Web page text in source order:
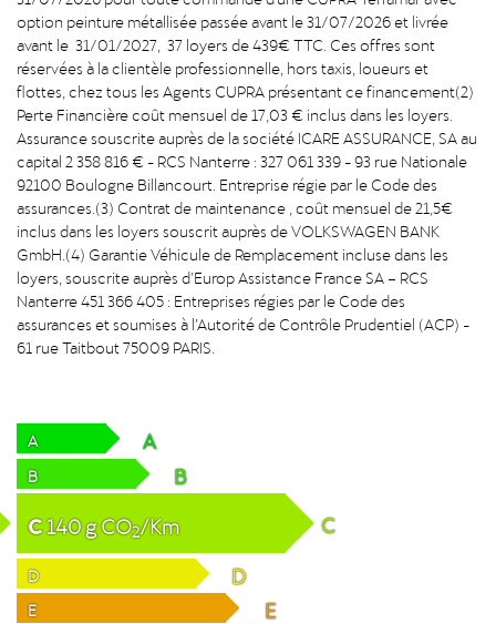
option peinture métallisée passée avant le 31/07/2026 et livrée
avant le 31/01/2027, 37 loyers de 439€ TTC. Ces offres sont
réservées à la clientèle professionnelle, hors taxis, loueurs et
flottes, chez tous les Agents CUPRA présentant ce financement(2)
Perte Financière coût mensuel de 17,03 € inclus dans les loyers.
Assurance souscrite auprès de la société ICARE ASSURANCE, SA au
capital 2 358 816 € - RCS Nanterre : 327 061 339 - 93 rue Nationale
92100 Boulogne Billancourt. Entreprise régie par le Code des
assurances.(3) Contrat de maintenance , coût mensuel de 21,5€
inclus dans les loyers souscrit auprès de VOLKSWAGEN BANK
GmbH.(4) Garantie Véhicule de Remplacement incluse dans les
loyers, souscrite auprès d’Europ Assistance France SA – RCS
Nanterre 451 366 405 : Entreprises régies par le Code des
assurances et soumises à l’Autorité de Contrôle Prudentiel (ACP) -
61 rue Taitbout 75009 PARIS.
A A
B B
C140gCO2/Km C
D D
E E